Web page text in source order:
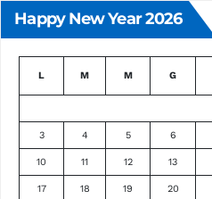
Happy New Year 2026
L M M G
3 4 5 6
10 11 12 13
17 18 19 20